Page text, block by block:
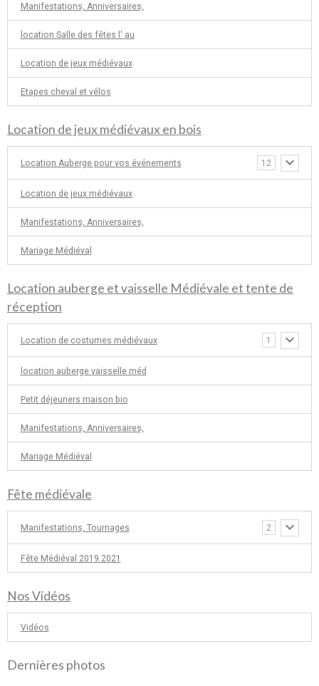
Manifestations, Anniversaires,
location Salle des fêtes l' au
Location de jeux médiévaux
Etapes cheval et vélos
Location de jeux médiévaux en bois
Location Auberge pour vos événements 12
Location de jeux médiévaux
Manifestations, Anniversaires,
Mariage Médiéval
Location auberge et vaisselle Médiévale et tente de
réception
Location de costumes médiévaux 1
location auberge vaisselle méd
Petit déjeuners maison bio
Manifestations, Anniversaires,
Mariage Médiéval
Fête médiévale
Manifestations, Tournages 2
Fête Médiéval 2019.2021
Nos Vidéos
Vidéos
Dernières photos